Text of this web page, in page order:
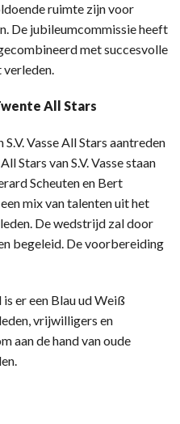
ruimte zijn voor
De jubileumcommissie heeft
met succesvolle
verleden.
All Stars
Vasse All Stars aantreden
Stars van S.V. Vasse staan
Scheuten en Bert
mix van talenten uit het
De wedstrijd zal door
begeleid. De voorbereiding
er een Blau ud Weiß
vrijwilligers en
aan de hand van oude